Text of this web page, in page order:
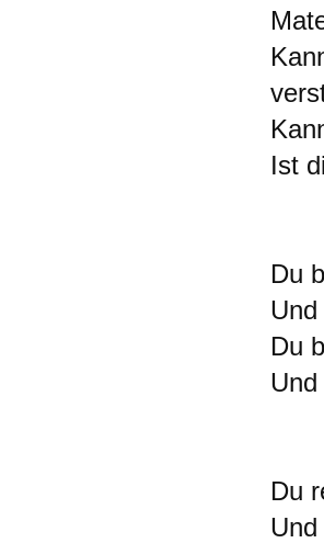
Ist
Du
Du
Du